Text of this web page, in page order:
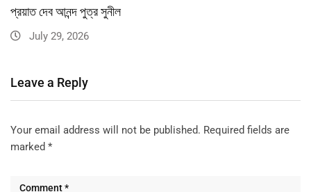
প্রয়াত দেব আনন্দ পুত্র সুনীল
July 29, 2026
Leave a Reply
Your email address will not be published. Required fields are
marked *